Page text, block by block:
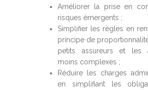
Améliorer la prise en
risques émergents ;
Simplifier les règles en
principe de
petits assureurs et les
moins complexes ;
Réduire les charges
en simplifiant les